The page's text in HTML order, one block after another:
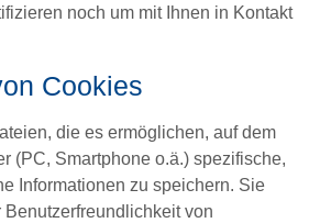
noch um mit Ihnen in Kontakt
Cookies
die es ermöglichen, auf dem
(PC, Smartphone o.ä.) spezifische,
Informationen zu speichern. Sie
von